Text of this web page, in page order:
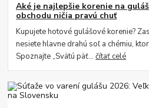
Aké je najlepšie korenie na
obchodu ničia pravú chuť
Kupujete hotové gulášové korenie?
nesiete hlavne drahú soľ a chémiu,
Spoznajte „Svätú päť...čítať celé